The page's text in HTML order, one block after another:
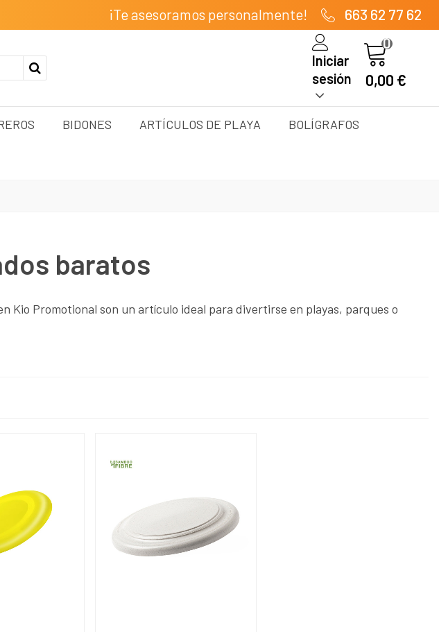
¡Te asesoramos personalmente! 663 62 77 62
Iniciar
sesión
0
0,00 €
BIDONES ARTÍCULOS DE PLAYA BOLÍGRAFOS
baratos
Kio Promotional son un artículo ideal para divertirse en playas, parques o